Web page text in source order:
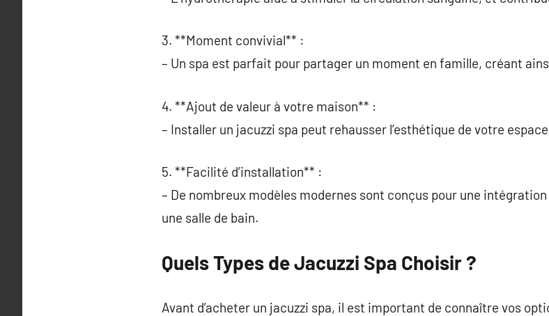
3. **Moment convivial** :
– Un spa est parfait pour partager un moment en famille, créant
4. **Ajout de valeur à votre maison** :
– Installer un jacuzzi spa peut rehausser l’esthétique de votre
5. **Facilité d’installation** :
– De nombreux modèles modernes sont conçus pour une
une salle de bain.
Quels Types de Jacuzzi Spa Choisir ?
Avant d’acheter un jacuzzi spa, il est important de connaître vos